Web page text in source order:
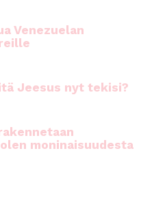
Venezuelan
Jeesus nyt tekisi?
moninaisuudesta